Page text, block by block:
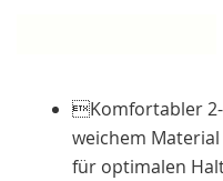
Komfortabler
weichem
für optimalen